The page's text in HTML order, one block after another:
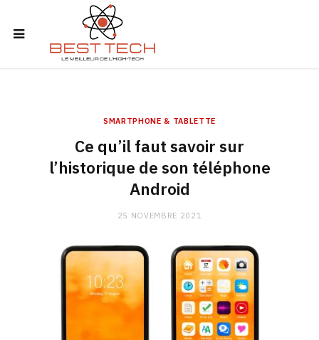
SMARTPHONE & TABLETTE
Ce qu’il faut savoir sur
l’historique de son téléphone
Android
25 NOVEMBRE 2021